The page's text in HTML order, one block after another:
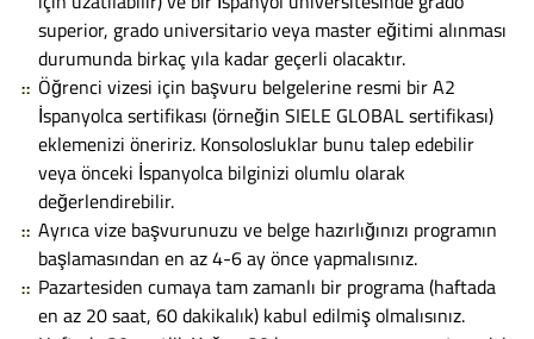
superior, grado universitario veya master eğitimi alınması
durumunda birkaç yıla kadar geçerli olacaktır.
Öğrenci vizesi için başvuru belgelerine resmi bir A2
İspanyolca sertifikası (örneğin SIELE GLOBAL sertifikası)
eklemenizi öneririz. Konsolosluklar bunu talep edebilir
veya önceki İspanyolca bilginizi olumlu olarak
değerlendirebilir.
Ayrıca vize başvurunuzu ve belge hazırlığınızı programın
başlamasından en az 4-6 ay önce yapmalısınız.
Pazartesiden cumaya tam zamanlı bir programa (haftada
en az 20 saat, 60 dakikalık) kabul edilmiş olmalısınız.